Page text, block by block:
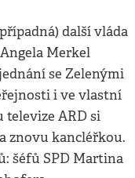
další vláda
Merkel
se Zelenými
i ve vlastní
ARD si
znovu kancléřkou.
šéfů SPD Martina